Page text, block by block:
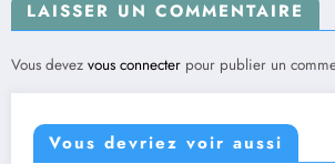
LAISSER UN COMMENTAIRE
Vous devez vous connecter pour publier un
Vous devriez voir aussi